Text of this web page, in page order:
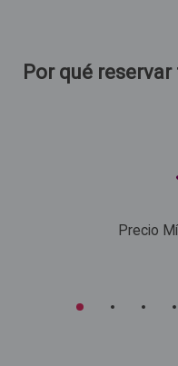
Por qué
Precio